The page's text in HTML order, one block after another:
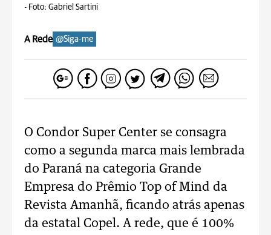
- Foto: Gabriel Sartini
A Rede @Siga-me
O Condor Super Center se consagra
como a segunda marca mais lembrada
do Paraná na categoria Grande
Empresa do Prêmio Top of Mind da
Revista Amanhã, ficando atrás apenas
da estatal Copel. A rede, que é 100%